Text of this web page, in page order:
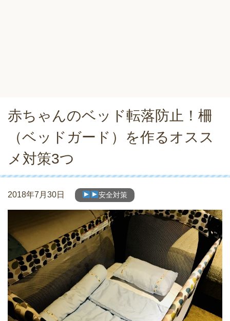
赤ちゃんのベッド転落防止！柵
（ベッドガード）を作るオスス
メ対策3つ
2018年7月30日 安全対策